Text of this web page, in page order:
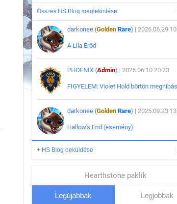
Összes HS Blog megtekintése
darkonee (Golden Rare) | 2026.06.29
A Lila Erőd
PHOENIX (Admin) | 2026.06.10 20:23
FIGYELEM: Violet Hold börtön
darkonee (Golden Rare) | 2025.09.23
Hallow's End (esemény)
+ HS Blog beküldése
Hearthstone paklik
Legújabbak Legjobbak